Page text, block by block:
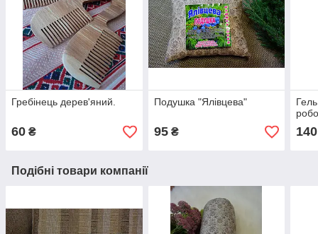
Гребінець дерев'яний.
60 ₴
Подушка "Ялівцева"
95₴ 140
Подібні товари компанії